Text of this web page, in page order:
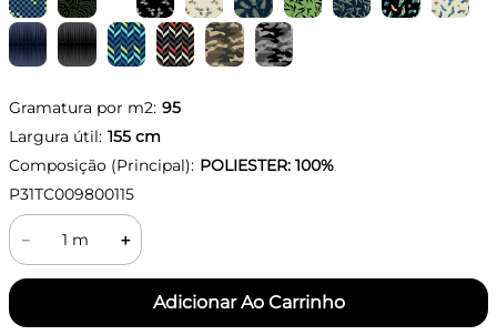
Gramatura por m2: 95
Largura útil: 155 cm
Composição (Principal): POLIESTER: 100%
P31TC009800115
＋
－